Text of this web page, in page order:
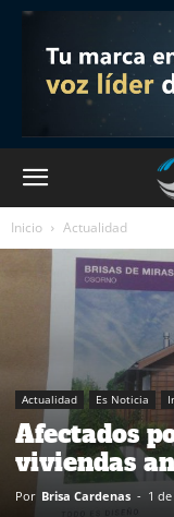
Inicio Actualidad
Actualidad Es Noticia
Afectados
viviendas
Por Brisa Cardenas - 1